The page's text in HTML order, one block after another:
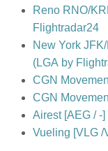
Reno RNO/
Flightradar24
New York
(LGA by
CGN
CGN
Airest [AEG / -]
Vueling [VLG /